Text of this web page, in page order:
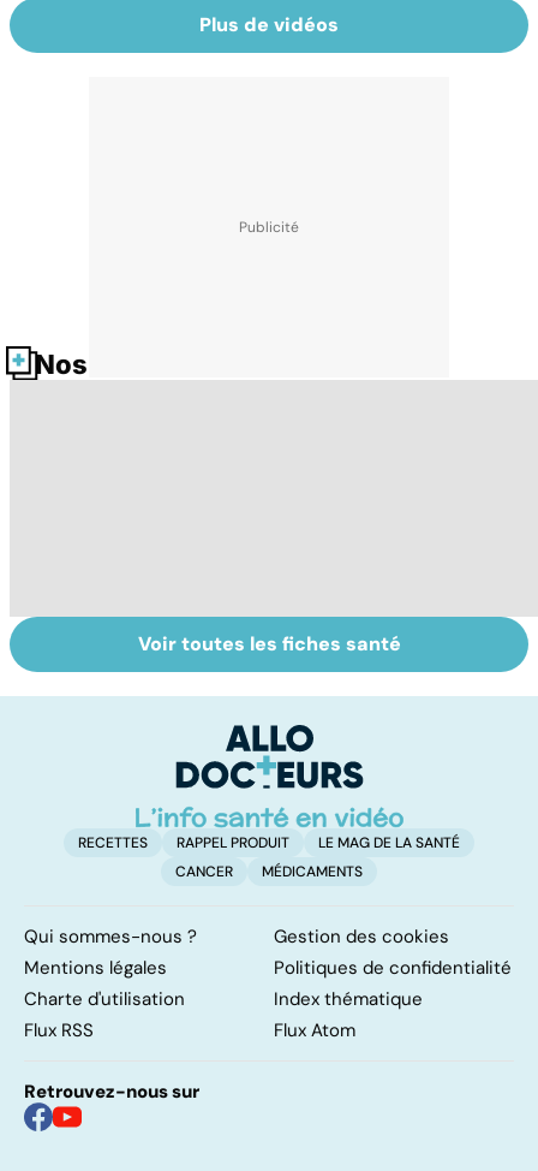
Plus de vidéos
Nos fiches santé
Intoxications
alimentaires :
La salmonelle,
souvent à
gastro-entérites
Voir toutes les fiches santé
RECETTES RAPPEL PRODUIT
LE MAG DE LA SANTÉ
CANCER
MÉDICAMENTS
Qui sommes-nous ?
Gestion des cookies
Mentions légales
Politiques de confidentialité
Charte d'utilisation
Index thématique
Flux RSS
Flux Atom
Retrouvez-nous sur